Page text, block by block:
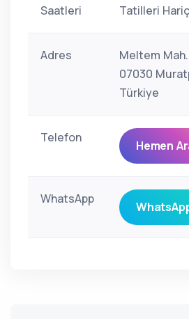
Saatleri
Tatilleri
Adres
Meltem
07030
Türkiye
Telefon
Hemen
WhatsApp